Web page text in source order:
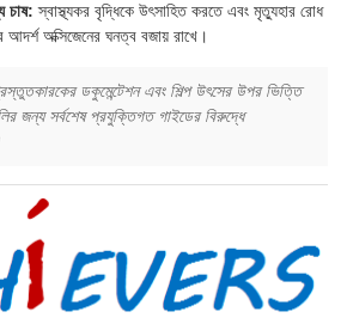
চাষ: স্বাস্থ্যকর বৃদ্ধিকে উৎসাহিত করতে এবং মৃত্যুহার রোধ
আদর্শ অক্সিজেনের ঘনত্ব বজায় রাখে।
ডকুমেন্টেশন এবং শিল্প উৎসের উপর ভিত্তি
জন্য সর্বশেষ প্রযুক্তিগত গাইডের বিরুদ্ধে